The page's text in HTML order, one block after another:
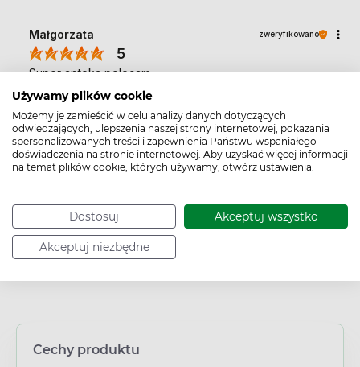
Używamy plików cookie
Możemy je zamieścić w celu analizy danych dotyczących
odwiedzających, ulepszenia naszej strony internetowej, pokazania
spersonalizowanych treści i zapewnienia Państwu wspaniałego
doświadczenia na stronie internetowej. Aby uzyskać więcej informacji
na temat plików cookie, których używamy, otwórz ustawienia.
Dostosuj Akceptuj wszystko
Akceptuj niezbędne
Małgorzata zweryfikowano
5
Super apteka polecam
0
Krzysztof zweryfikowano
11/7/2024
0
0
Cechy produktu